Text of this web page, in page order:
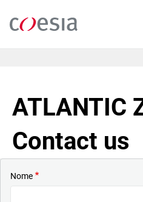
contenuto
ATLANTIC
Contact us
Nome